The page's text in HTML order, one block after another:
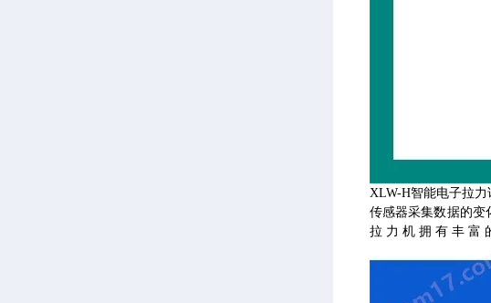
XLW-H智能电子拉
传感器采集数据的变
拉力机拥有丰富